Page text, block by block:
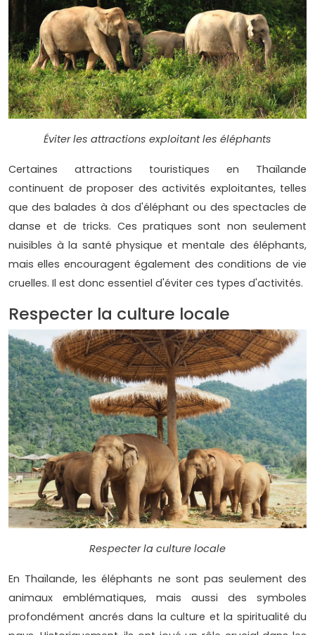
Éviter les attractions exploitant les éléphants
Certaines attractions touristiques en Thaïlande
continuent de proposer des activités exploitantes, telles
que des balades à dos d'éléphant ou des spectacles de
danse et de tricks. Ces pratiques sont non seulement
nuisibles à la santé physique et mentale des éléphants,
mais elles encouragent également des conditions de vie
cruelles. Il est donc essentiel d'éviter ces types d'activités.
Respecter la culture locale
Respecter la culture locale
En Thaïlande, les éléphants ne sont pas seulement des
animaux emblématiques, mais aussi des symboles
profondément ancrés dans la culture et la spiritualité du